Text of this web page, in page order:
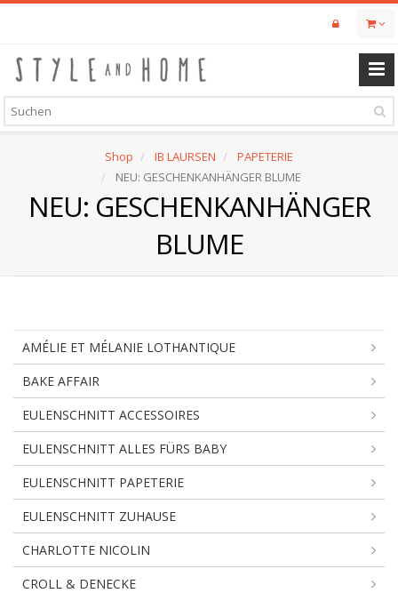
Skip
content
Shop IB LAURSEN
PAPETERIE
NEU: GESCHENKANHÄNGER BLUME
NEU: GESCHENKANHÄNGER
BLUME
AMÉLIE ET MÉLANIE LOTHANTIQUE
BAKE AFFAIR
EULENSCHNITT ACCESSOIRES
EULENSCHNITT ALLES FÜRS BABY
EULENSCHNITT PAPETERIE
EULENSCHNITT ZUHAUSE
CHARLOTTE NICOLIN
CROLL & DENECKE